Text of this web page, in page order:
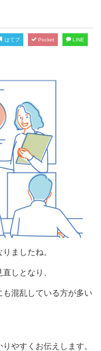
はてブ Pocket LINE
ましたね。
しとなり、
混乱している方が多い
やすくお伝えします。